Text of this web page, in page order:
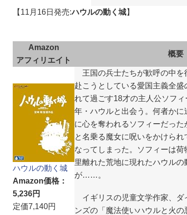
【11月16日発売:ハウルの動く城】
Amazon
アフィリエイト
概要
ハウルの動く城
Amazon価格：
5,236円
定価7,140円
王国の兵士たちが歓呼の中を
赴こうとしている愛国主義全
れて過ごす18才の主人公ソフ
年・ハウルと出会う。何者か
に心を奪われるソフィーだっ
と名乗る魔女に呪いをかけら
なってしまった。ソフィーは荷
里離れた荒地に現れたハウル
が……。
イギリスの児童文学作家、ダ
ンズの「魔法使いハウルと火